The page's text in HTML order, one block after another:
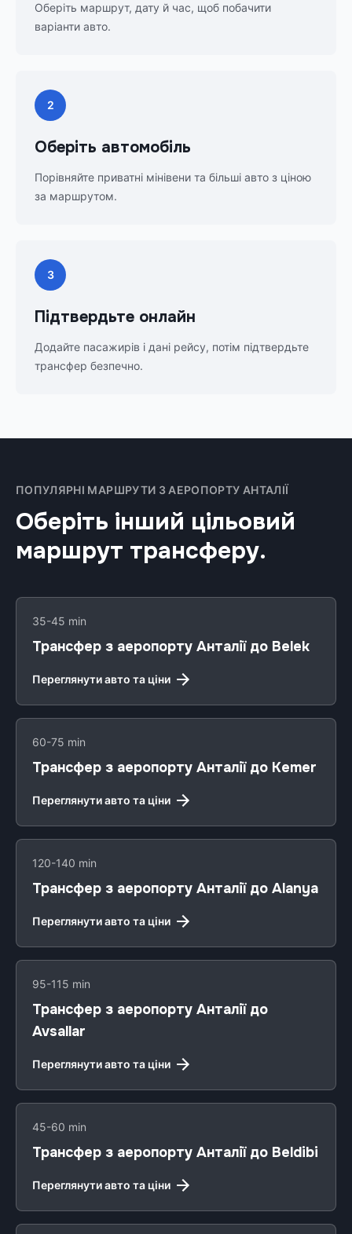
Оберіть маршрут, дату й час, щоб побачити
варіанти авто.
2
Оберіть автомобіль
Порівняйте приватні мінівени та більші авто з ціною
за маршрутом.
3
Підтвердьте онлайн
Додайте пасажирів і дані рейсу, потім підтвердьте
трансфер безпечно.
ПОПУЛЯРНІ МАРШРУТИ З АЕРОПОРТУ АНТАЛІЇ
Оберіть інший цільовий
маршрут трансферу.
35-45 min
Трансфер з аеропорту Анталії до Belek
Переглянути авто та ціни
60-75 min
Трансфер з аеропорту Анталії до Kemer
Переглянути авто та ціни
120-140 min
Трансфер з аеропорту Анталії до Alanya
Переглянути авто та ціни
95-115 min
Трансфер з аеропорту Анталії до
Avsallar
Переглянути авто та ціни
45-60 min
Трансфер з аеропорту Анталії до Beldibi
Переглянути авто та ціни